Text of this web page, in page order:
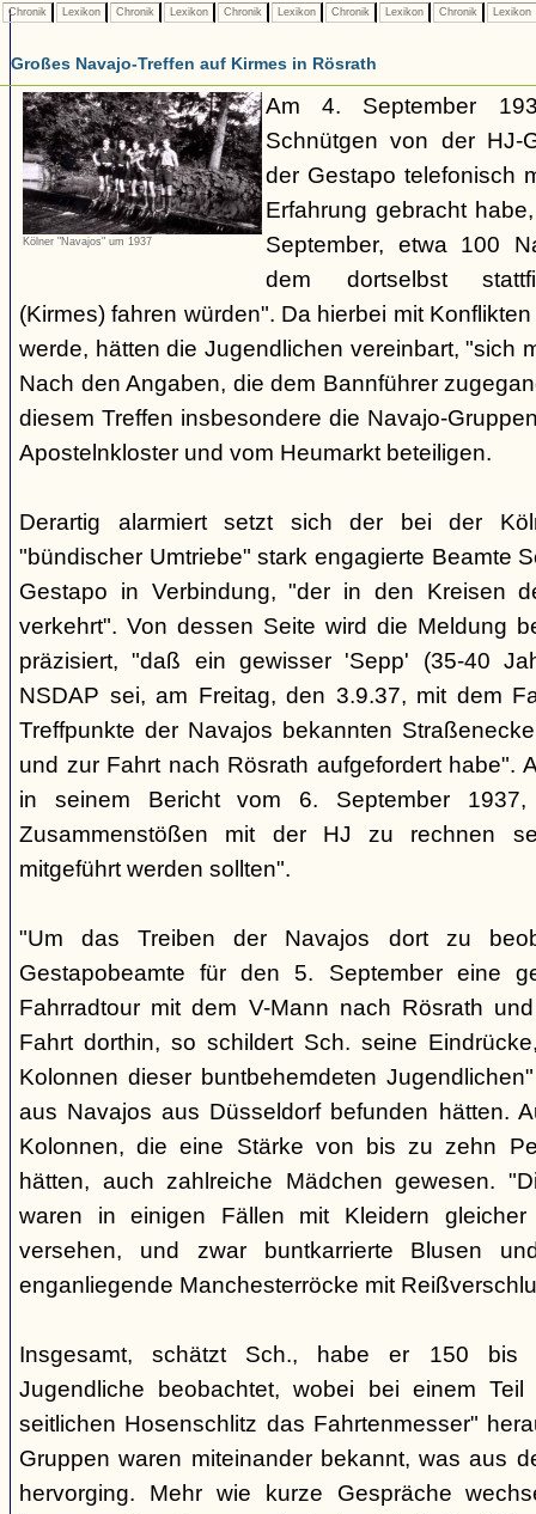
Chronik Lexikon Chronik Lexikon Chronik Lexikon Chronik Lexikon Chronik Lexikon
Großes Navajo-Treffen auf Kirmes in Rösrath
Kölner "Navajos" um 1937
Am 4. September
Schnütgen von der HJ-
der Gestapo telefonisch
Erfahrung gebracht
September, etwa 100
dem dortselbst
(Kirmes) fahren würden". Da hierbei mit
werde, hätten die Jugendlichen vereinbart, "sich
Nach den Angaben, die dem Bannführer
diesem Treffen insbesondere die Navajo-
Apostelnkloster und vom Heumarkt beteiligen.
Derartig alarmiert setzt sich der bei der
"bündischer Umtriebe" stark engagierte Beamte
Gestapo in Verbindung, "der in den Kreisen
verkehrt". Von dessen Seite wird die Meldung
präzisiert, "daß ein gewisser 'Sepp' (35-40
NSDAP sei, am Freitag, den 3.9.37, mit dem
Treffpunkte der Navajos bekannten
und zur Fahrt nach Rösrath aufgefordert habe".
in seinem Bericht vom 6. September
Zusammenstößen mit der HJ zu rechnen
mitgeführt werden sollten".
"Um das Treiben der Navajos dort zu
Gestapobeamte für den 5. September eine
Fahrradtour mit dem V-Mann nach Rösrath
Fahrt dorthin, so schildert Sch. seine
Kolonnen dieser buntbehemdeten
aus Navajos aus Düsseldorf befunden hätten.
Kolonnen, die eine Stärke von bis zu zehn
hätten, auch zahlreiche Mädchen gewesen.
waren in einigen Fällen mit Kleidern
versehen, und zwar buntkarrierte Blusen
enganliegende Manchesterröcke mit
Insgesamt, schätzt Sch., habe er 150 bis
Jugendliche beobachtet, wobei bei einem
seitlichen Hosenschlitz das Fahrtenmesser"
Gruppen waren miteinander bekannt, was aus
hervorging. Mehr wie kurze Gespräche